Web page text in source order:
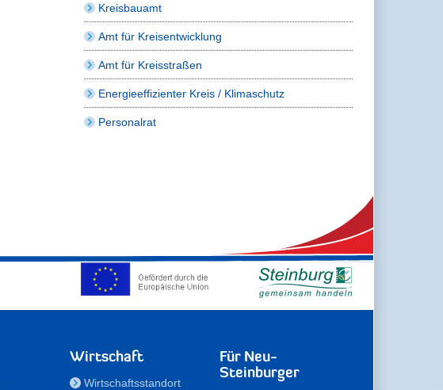
Kreisbauamt
Amt für Kreisentwicklung
Amt für Kreisstraßen
Energieeffizienter Kreis / Klimaschutz
Personalrat
Wirtschaft
Wirtschaftsstandort
Für Neu-
Steinburger